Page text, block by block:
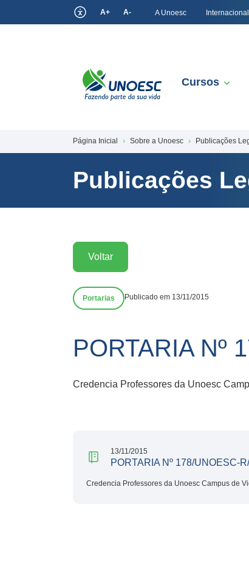
A+ A- A Unoesc
Cursos
Página Inicial Sobre a Unoesc Publicações
Publicações
Voltar
Portarias Publicado em 13/11/2015
PORTARIA Nº
Credencia Professores da Unoesc
13/11/2015
PORTARIA Nº 178/UNOESC-
Credencia Professores da Unoesc Campus de